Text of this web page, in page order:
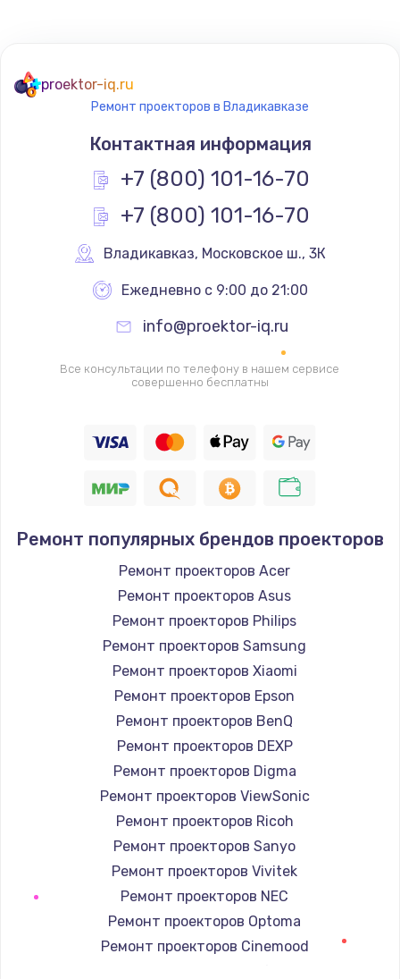
Снятие системных ошибок/программный ремонт
1400 руб.
Заказать
880 руб.
Заказать
Ремонт кнопки
Заказать
Модернизация
1830 руб.
Заказать
Устранение ошибок
Ремонт электроплаты
1400 руб.
Замена шнура
600 руб.
Заказать
Замена датчика
480 руб.
Заказать
Замена кнопки
450 руб.
proektor-iq.ru
Ремонт проекторов в Владикавказе
Контактная информация
+7 (800) 101-16-70
+7 (800) 101-16-70
Владикавказ, Московское ш., 3К
Ежедневно с 9:00 до 21:00
info@proektor-iq.ru
Все консультации по телефону в нашем сервисе
совершенно бесплатны
Ремонт популярных брендов проекторов
Ремонт проекторов Acer
Ремонт проекторов Asus
Ремонт проекторов Philips
Ремонт проекторов Samsung
Ремонт проекторов Xiaomi
Ремонт проекторов Epson
Ремонт проекторов BenQ
Ремонт проекторов DEXP
Ремонт проекторов Digma
Ремонт проекторов ViewSonic
Ремонт проекторов Ricoh
Ремонт проекторов Sanyo
Ремонт проекторов Vivitek
Ремонт проекторов NEC
Ремонт проекторов Optoma
Ремонт проекторов Cinemood